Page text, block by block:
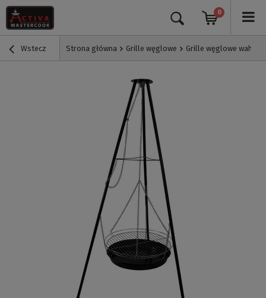
0
Wstecz Strona główna Grille węglowe Grille węglowe